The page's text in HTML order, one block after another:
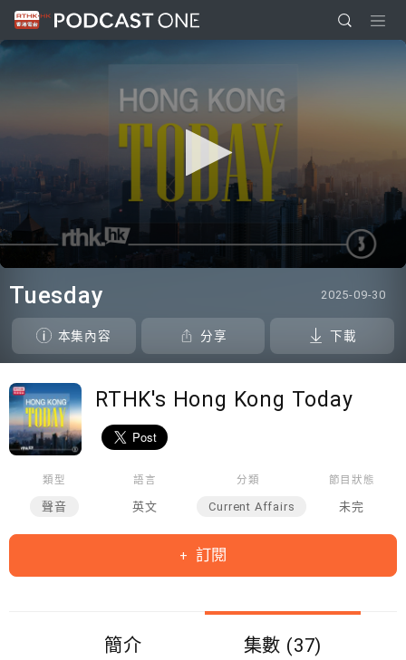
seconds
39
minutes,
17
seconds
Tuesday 2025-09-30
本集內容 分享 下載
RTHK's Hong Kong Today
類型
聲音
語言
英文
分類
Current Affairs
節目狀態
未完
訂閱
簡介 集數 (37)